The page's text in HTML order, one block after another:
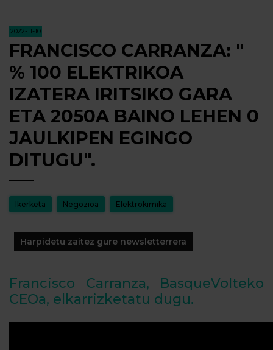
2022-11-10
FRANCISCO CARRANZA: "
% 100 ELEKTRIKOA
IZATERA IRITSIKO GARA
ETA 2050A BAINO LEHEN 0
JAULKIPEN EGINGO
DITUGU".
Ikerketa Negozioa Elektrokimika
Harpidetu zaitez gure newsletterrera
Francisco Carranza, BasqueVolteko
CEOa, elkarrizketatu dugu.